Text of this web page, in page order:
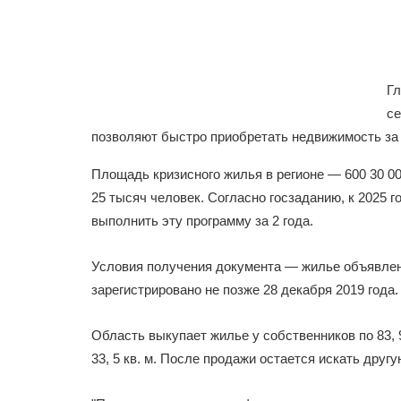
позволяют быстро приобретать недвижимость
Площадь кризисного жилья в регионе — 600 30
25 тысяч человек. Согласно госзаданию, к 2025
выполнить эту программу за 2 года.
Условия получения документа — жилье
зарегистрировано не позже 28 декабря 2019 года.
Область выкупает жилье у собственников по
33, 5 кв. м. После продажи остается искать